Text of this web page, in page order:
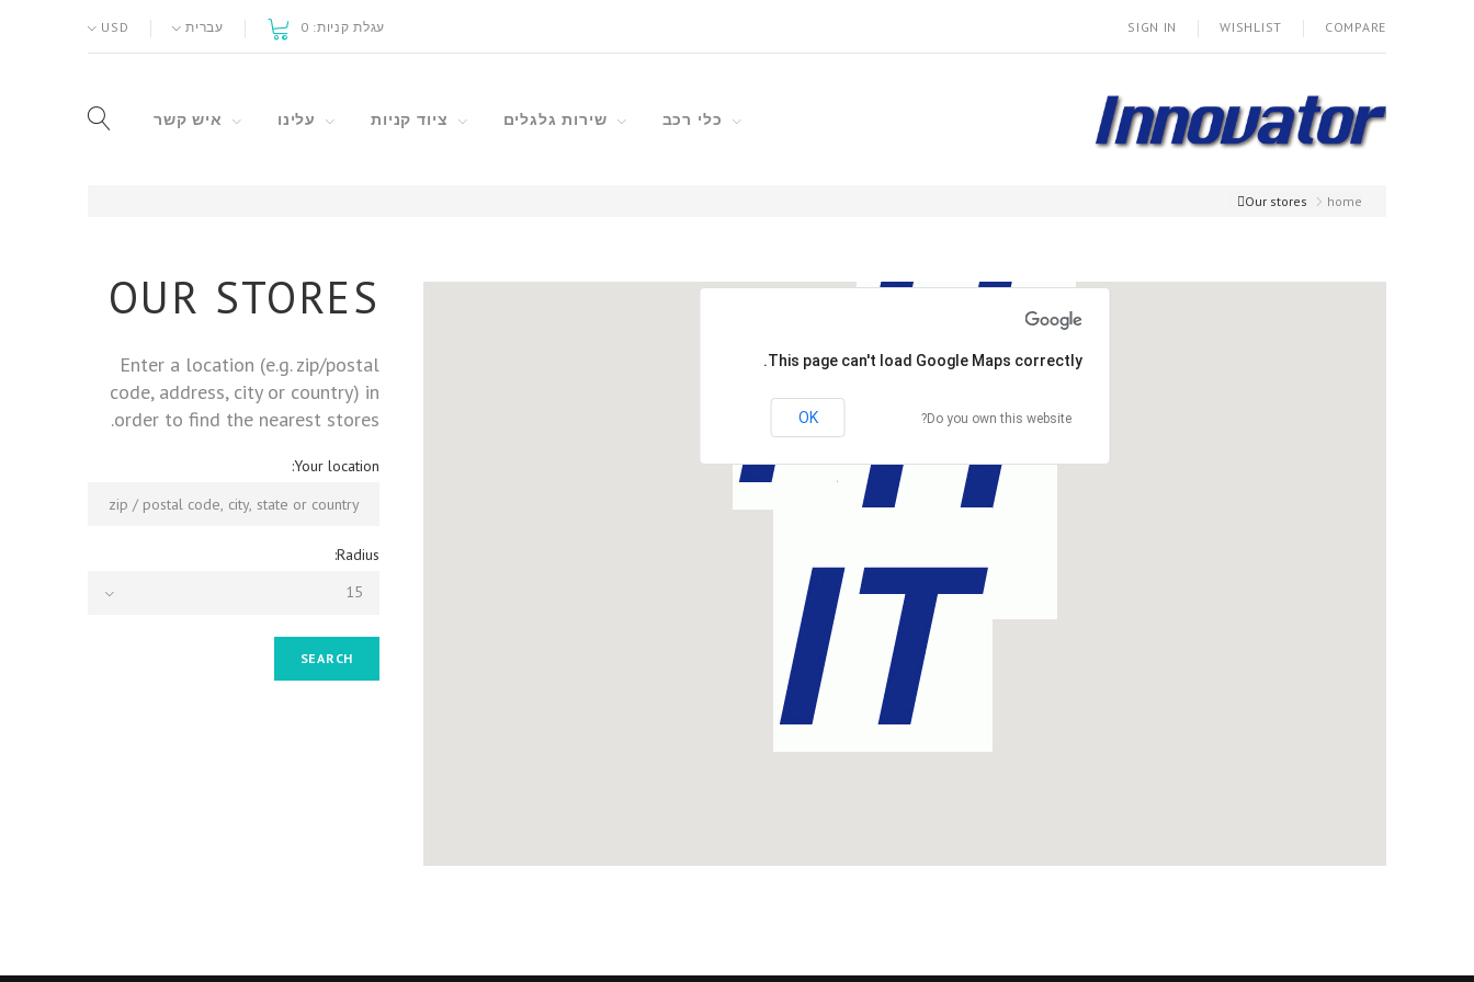
COMPARE
WISHLIST
SIGN IN עגלת קניות: 0 עברית USD
כלי רכב שירות גלגלים ציוד קניות עלינו איש קשר
home
Our stores
OUR STORES
Enter a location (e.g. zip/postal
code, address, city or country) in
order to find the nearest stores.
Your location:
Radius:
15
SEARCH
This page can't load Google Maps correctly.
Do you own this website?
OK